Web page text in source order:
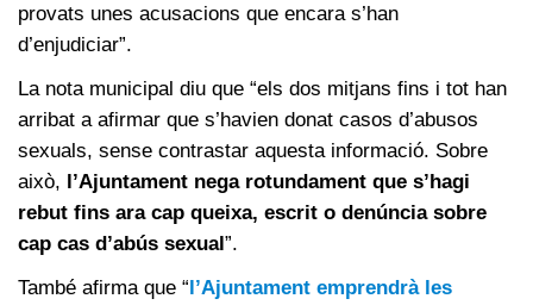
provats unes acusacions que encara s’han
d’enjudiciar”.
La nota municipal diu que “els dos mitjans fins i tot han
arribat a afirmar que s’havien donat casos d’abusos
sexuals, sense contrastar aquesta informació. Sobre
això, l’Ajuntament nega rotundament que s’hagi
rebut fins ara cap queixa, escrit o denúncia sobre
cap cas d’abús sexual”.
També afirma que “l’Ajuntament emprendrà les